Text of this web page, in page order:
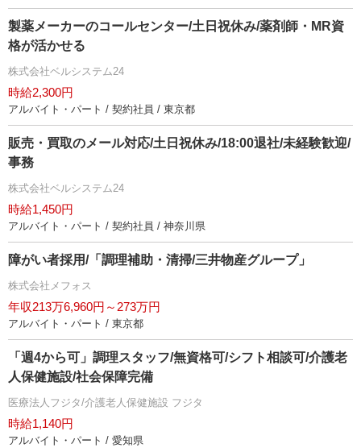
製薬メーカーのコールセンター/土日祝休み/薬剤師・MR資
格が活かせる
株式会社ベルシステム24
時給2,300円
アルバイト・パート / 契約社員 / 東京都
販売・買取のメール対応/土日祝休み/18:00退社/未経験歓迎/
事務
株式会社ベルシステム24
時給1,450円
アルバイト・パート / 契約社員 / 神奈川県
障がい者採用/「調理補助・清掃/三井物産グループ」
株式会社メフォス
年収213万6,960円～273万円
アルバイト・パート / 東京都
「週4から可」調理スタッフ/無資格可/シフト相談可/介護老
人保健施設/社会保障完備
医療法人フジタ/介護老人保健施設 フジタ
時給1,140円
アルバイト・パート / 愛知県